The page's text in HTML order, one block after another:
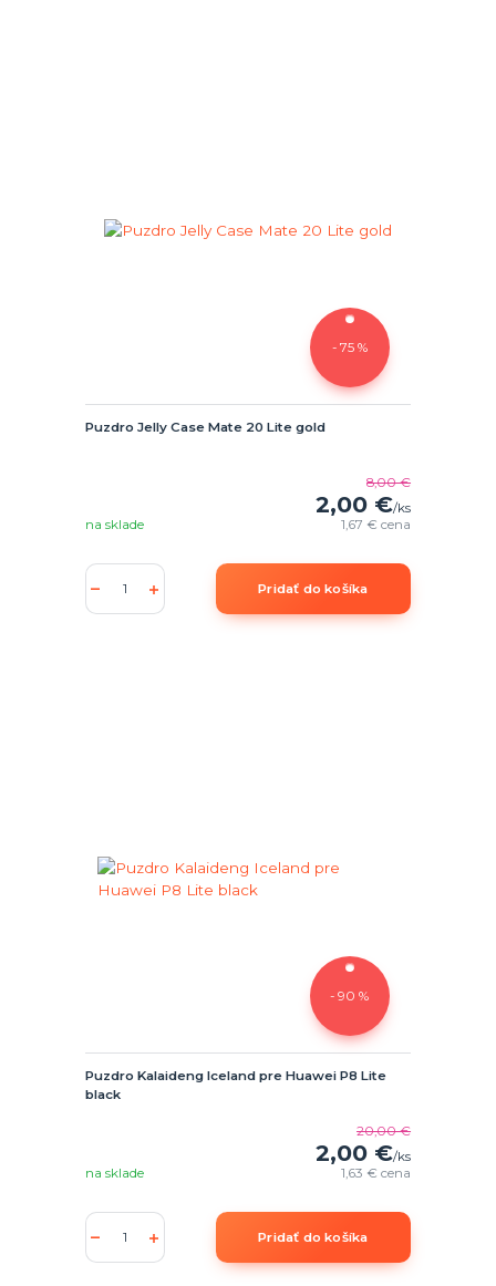
- 75 %
Puzdro Jelly Case Mate 20 Lite gold
8,00 €
2,00 €/ks
1,67 €cena
na sklade
Pridať do košíka
- 90 %
Puzdro Kalaideng Iceland pre Huawei P8 Lite
black
20,00 €
2,00 €/ks
1,63 €cena
na sklade
Pridať do košíka